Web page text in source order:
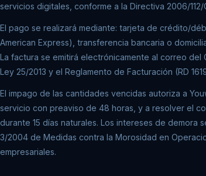
servicios digitales, conforme a la Directiva 2006/112/
El pago se realizará mediante: tarjeta de crédito/
American Express), transferencia bancaria o
La factura se emitirá electrónicamente al correo del
Ley 25/2013 y el Reglamento de Facturación (RD
El impago de las cantidades vencidas autoriza a
servicio con preaviso de 48 horas, y a resolver el
durante 15 días naturales. Los intereses de demora
3/2004 de Medidas contra la Morosidad en
empresariales.